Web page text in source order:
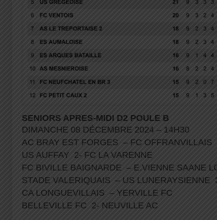
SENIORS APRES-MIDI D2 POULE B
DIMANCHE 08 DÉCEMBRE 2024 – 14H30
AC BRAY EST FORGES – FC
US AUFFAY 2- FC LA VARENNE
FC BIVILLE BAIGNARDE – E.VIENNE SAANE
STADE VALERIQUAIS – US LUNERAYSIENNE
CA LONGUEVILLAIS – YERVILLE FC
BELLEVILLE FC 2- NEUVILLE AC